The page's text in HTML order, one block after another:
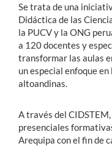
Se trata de una
Didáctica de las
la PUCV y la ONG
a 120 docentes y
transformar las aulas
un especial enfoque
altoandinas.
A través del
presenciales
Arequipa con el fin de